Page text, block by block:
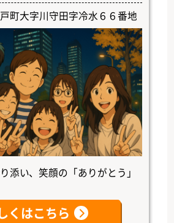
町大字川守田字冷水６６番地
添い、笑顔の「ありがとう」
くはこちら